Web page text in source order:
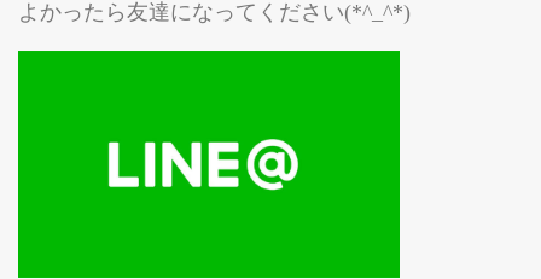
よかったら友達になってください(*^_^*)